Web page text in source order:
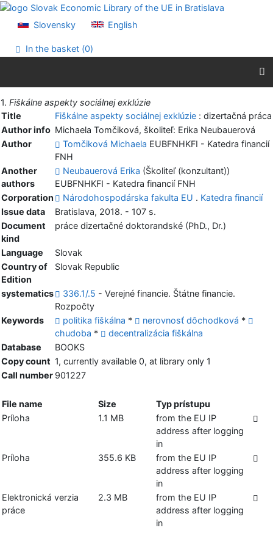
Go to content
Accessibility declaration
Slovensky English
In the basket (0)
Print
1. Fiškálne aspekty sociálnej exklúzie
Title
Fiškálne aspekty sociálnej exklúzie : dizertačná práca
Author info Michaela Tomčiková, školiteľ: Erika Neubauerová
Author
Tomčiková Michaela EUBFNHKFI - Katedra financií
FNH
Another
authors
Neubauerová Erika (Školiteľ (konzultant))
EUBFNHKFI - Katedra financií FNH
Corporation
Národohospodárska fakulta EU . Katedra financií
Issue data
Bratislava, 2018. - 107 s.
Document
kind
práce dizertačné doktorandské (PhD., Dr.)
Language
Slovak
Country of
Edition
Slovak Republic
systematics 336.1/.5 - Verejné financie. Štátne financie.
Rozpočty
Keywords
politika fiškálna * nerovnosť dôchodková *
chudoba *
decentralizácia fiškálna
Database
BOOKS
Copy count 1, currently available 0, at library only 1
Call number 901227
File name Size
Typ prístupu
Príloha
1.1 MB
from the EU IP
address after logging
in
Príloha
355.6 KB
from the EU IP
address after logging
in
Elektronická verzia
práce
2.3 MB
from the EU IP
address after logging
in